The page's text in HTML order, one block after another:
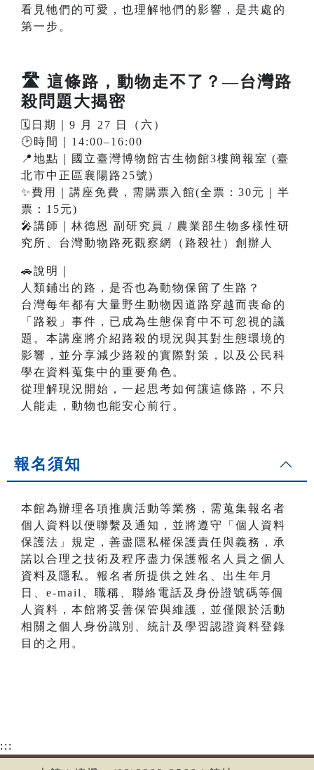
看見牠們的可愛，也理解牠們的影響，是共處的
第一步。
🛣️ 這條路，動物走不了？—台灣路
殺問題大揭密
🗓️日期｜9 月 27 日（六）
🕑時間｜14:00–16:00
📍地點｜國立臺灣博物館古生物館3樓簡報室 (臺
北市中正區襄陽路25號)
✨費用｜講座免費，需購票入館(全票：30元｜半
票：15元)
🎤講師｜林德恩 副研究員 / 農業部生物多樣性研
究所、台灣動物路死觀察網（路殺社）創辦人
🚗說明｜
人類鋪出的路，是否也為動物保留了生路？
台灣每年都有大量野生動物因道路穿越而喪命的
「路殺」事件，已成為生態保育中不可忽視的議
題。本講座將介紹路殺的現況與其對生態環境的
影響，並分享減少路殺的實際對策，以及公民科
學在資料蒐集中的重要角色。
從理解現況開始，一起思考如何讓這條路，不只
人能走，動物也能安心前行。
報名須知
本館為辦理各項推廣活動等業務，需蒐集報名者
個人資料以便聯繫及通知，並將遵守「個人資料
保護法」規定，善盡隱私權保護責任與義務，承
諾以合理之技術及程序盡力保護報名人員之個人
資料及隱私。報名者所提供之姓名、出生年月
日、e-mail、職稱、聯絡電話及身份證號碼等個
人資料，本館將妥善保管與維護，並僅限於活動
相關之個人身份識別、統計及學習認證資料登錄
目的之用。
:::